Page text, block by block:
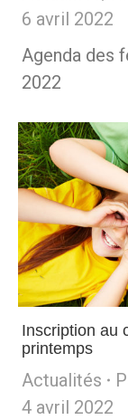
6 avril 2022
Agenda des
2022
Inscription au
printemps
Actualités
4 avril 2022